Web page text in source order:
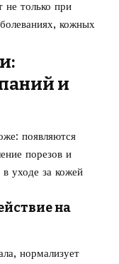
не только при
кожных
и
появляются
порезов и
уходе за кожей
на
нормализует